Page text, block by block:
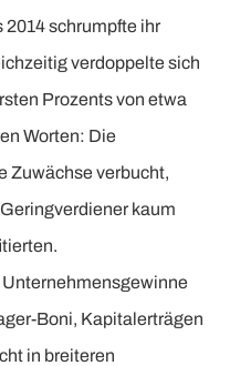
2014 schrumpfte ihr
verdoppelte sich
Prozents von etwa
Worten: Die
Zuwächse verbucht,
kaum
Unternehmensgewinne
Boni, Kapitalerträgen
in breiteren